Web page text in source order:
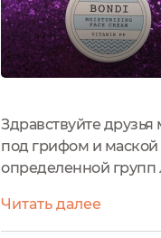
Здравствуйте
под грифом и маской
определенной групп
сейчас...
Читать далее